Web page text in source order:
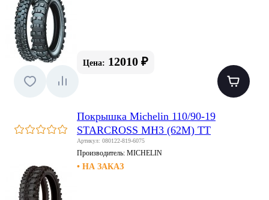
Цена: 12010 ₽
Покрышка Michelin 110/90-19
STARCROSS MH3 (62M) TT
Артикул: 080122-819-6075
Производитель: MICHELIN
• НА ЗАКАЗ